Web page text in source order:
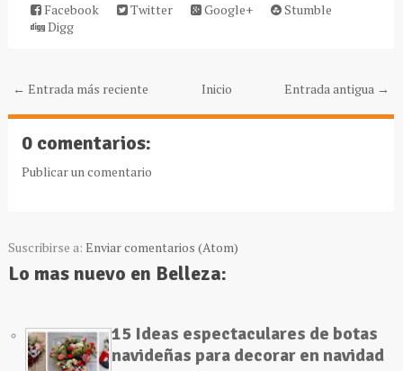
Facebook Twitter Google+
Stumble
Digg
← Entrada más reciente Entrada antigua →
Inicio
0 comentarios:
Publicar un comentario
Suscribirse a: Enviar comentarios (Atom)
Lo mas nuevo en Belleza:
15 Ideas espectaculares de botas
navideñas para decorar en navidad